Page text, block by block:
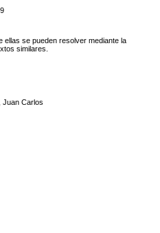
ellas se pueden resolver mediante la
similares.
Juan Carlos